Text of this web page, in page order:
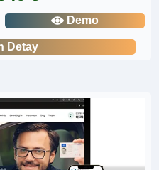
Demo
Detay